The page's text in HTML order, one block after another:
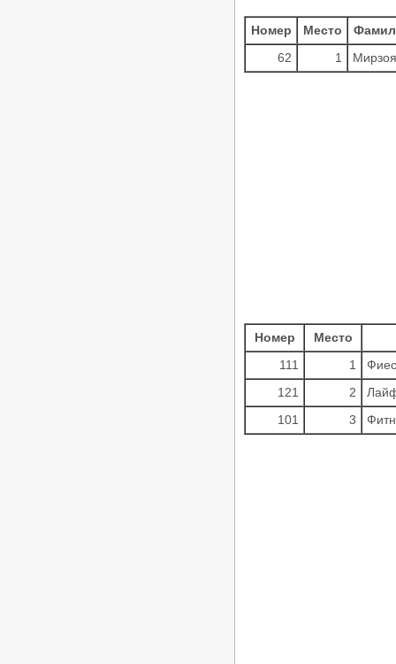
Номер Место
62
1
Номер
Место
111
1
121
2
101
3